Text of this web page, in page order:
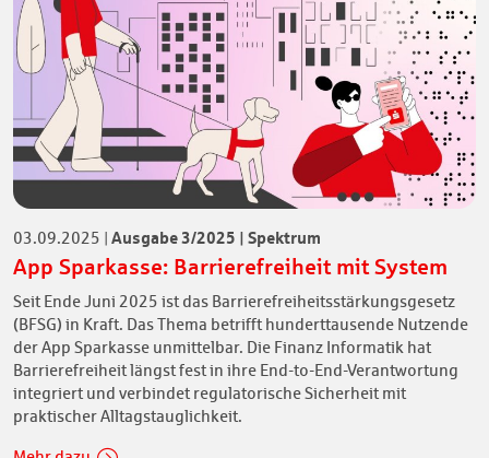
03.09.2025 | Ausgabe 3/2025 | Spektrum
App Sparkasse: Barrierefreiheit mit System
Seit Ende Juni 2025 ist das Barrierefreiheitsstärkungsgesetz
(BFSG) in Kraft. Das Thema betrifft hunderttausende Nutzende
der App Sparkasse unmittelbar. Die Finanz Informatik hat
Barrierefreiheit längst fest in ihre End-to-End-Verantwortung
integriert und verbindet regulatorische Sicherheit mit
praktischer Alltagstauglichkeit.